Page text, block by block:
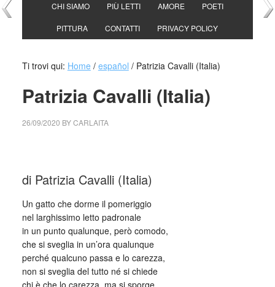
CHI SIAMO PIÙ LETTI AMORE POETI
PITTURA CONTATTI PRIVACY POLICY
Ti trovi qui: Home / español /Patrizia Cavalli (Italia)
Patrizia Cavalli (Italia)
26/09/2020 BYCARLAITA
di Patrizia Cavalli (Italia)
Un gatto che dorme il pomeriggio
nel larghissimo letto padronale
in un punto qualunque, però comodo,
che si sveglia in un’ora qualunque
perché qualcuno passa e lo carezza,
non si sveglia del tutto né si chiede
chi è che lo carezza, ma si sporge